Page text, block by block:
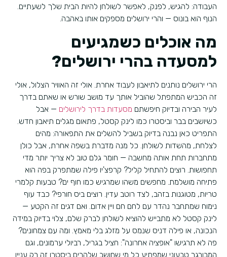
העבודה: להגיש, לפנק, לאפשר לשולחן להיות הבית שלך לשעתיים.
הנוף הוא בונוס — והרי ירושלים מספקים אותו באהבה.
מה אוכלים כשמגיעים
למסעדה בהרי ירושלים?
הרי ירושלים נותנים לתיאבון לעבוד אחרת. אולי זה האוויר הצלול, אולי
זה הכביש המתפתל שהוביל אותך עד מושב שורש או שאתם בדרך
לעיר הבירה ובדיוק חיפשתם מסעדות בדרך לירושלים — אבל
כשיושבים בבר וביסטרו כמו לינק קסטל, פתאום מגלים תיאבון חדש.
התפריט כאן נבנה בדיוק בשביל להשלים את התפאורה: מהים
לצלחת, מהשדות לשולחן. כל מנה מדברת בשפה אחרת, אבל כולן
מתחברות תחת אותה מחשבה — חומר גלם טוב לא צריך יותר מדי
תחפושות. רוצים להתחיל קליל? קרפצ'יו פילה שמתפרק בפה הוא
פתיחה מושלמת. מחפשים משהו שמרגיש כמו חוף ים? טבעות קלמרי
טריות, מטוגנות בזהב, לצד רוטב עדין. רוצים ביס חורפי? כבד עוף
נימוח שמתחבר נהדר עם לחם חם ויין אדום. ואם דגים זה הקטע —
לינק קסטל לא מתבייש להוציא לשולחן לברק שלם, צלוי בדיוק במידה
הנכונה, או פילה דניס שנמס על מזלג בלי מאמץ. ומה עם צמחונים?
פה לא תרגישו "אופציה אחרונה": חציל בגריל, רביולי ערמונים, וגם
המבורגר טבעוני שמפתיע כל מי שחושב שלהרים ביסטרו זה רק עניין